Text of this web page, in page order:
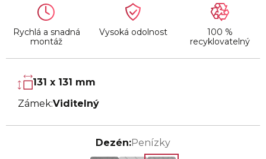
Rychlá a snadná
montáž
Vysoká odolnost
100 %
recyklovatelný
131 x 131 mm
Zámek:Viditelný
Dezén:Penízky